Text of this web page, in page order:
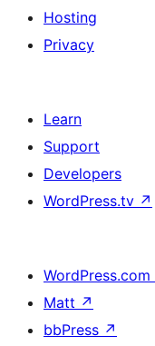
Hosting
Privacy
Learn
Support
Developers
WordPress.tv ↗
WordPress.com
Matt ↗
bbPress ↗